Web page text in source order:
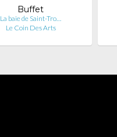
Buffet
La baie de Saint-Tro…
Le Coin Des Arts